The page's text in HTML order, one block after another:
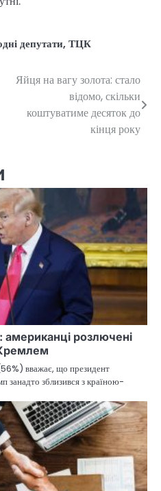
депутати, ТЦК
Яйця на вагу золота: стало
відомо, скільки
коштуватиме десяток до
кінця року
американці розлючені
вважає, що президент
зблизився з країною-